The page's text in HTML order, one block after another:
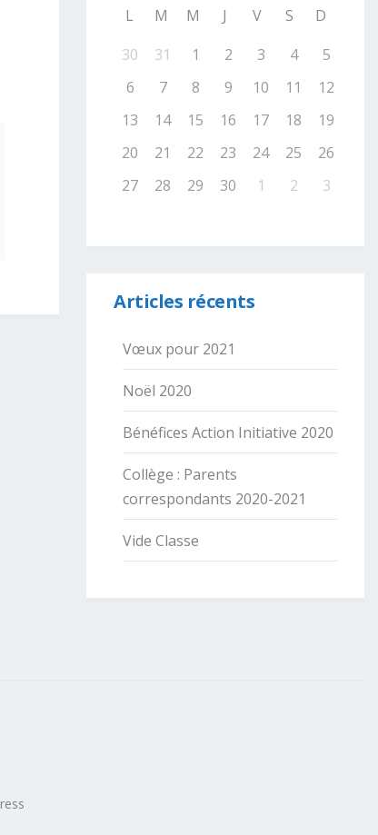
L M M J V S
D
30
31 1 2 3 4
5
6
7 8 9 10 11
12
13
14 15 16 17 18
19
20
21 22 23 24 25
26
27
28 29 30 1 2 3
Articles récents
Vœux pour 2021
Noël 2020
Bénéfices Action Initiative 2020
Collège : Parents
correspondants 2020-2021
Vide Classe